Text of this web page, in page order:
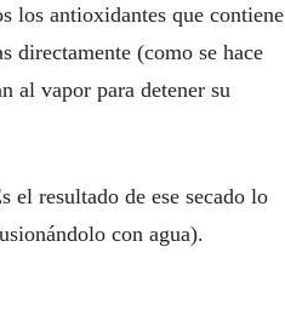
los antioxidantes que contiene
directamente (como se hace
al vapor para detener su
el resultado de ese secado lo
con agua).